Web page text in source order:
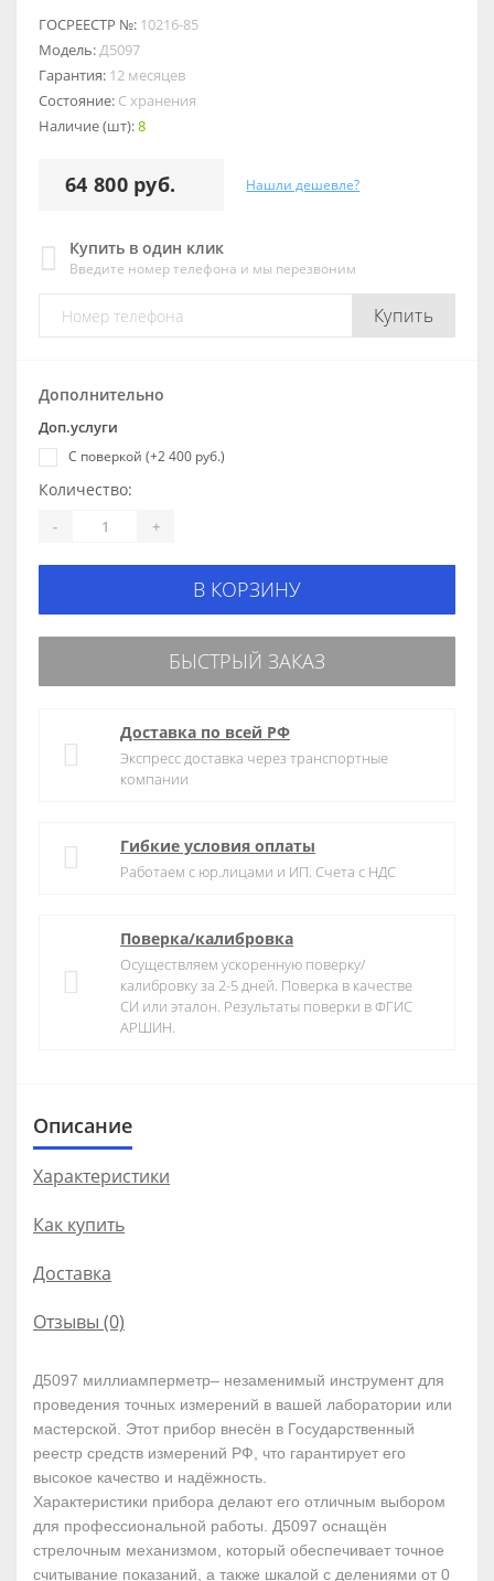
ГОСРЕЕСТР №: 10216-85
Модель:Д5097
Гарантия: 12 месяцев
Состояние: С хранения
Наличие (шт):8
64 800 руб. Нашли дешевле?
Купить в один клик
Введите номер телефона и мы перезвоним
Купить
Дополнительно
Доп.услуги
С поверкой (+2 400 руб.)
Количество:
- +
В КОРЗИНУ
БЫСТРЫЙ ЗАКАЗ
Доставка по всей РФ
Экспресс доставка через транспортные
компании
Гибкие условия оплаты
Работаем с юр.лицами и ИП. Счета с НДС
Поверка/калибровка
Осуществляем ускоренную поверку/
калибровку за 2-5 дней. Поверка в качестве
СИ или эталон. Результаты поверки в ФГИС
АРШИН.
Описание
Характеристики
Как купить
Доставка
Отзывы (0)
Д5097 миллиамперметр– незаменимый инструмент для
проведения точных измерений в вашей лаборатории или
мастерской. Этот прибор внесён в Государственный
реестр средств измерений РФ, что гарантирует его
высокое качество и надёжность.
Характеристики прибора делают его отличным выбором
для профессиональной работы. Д5097 оснащён
стрелочным механизмом, который обеспечивает точное
считывание показаний, а также шкалой с делениями от 0